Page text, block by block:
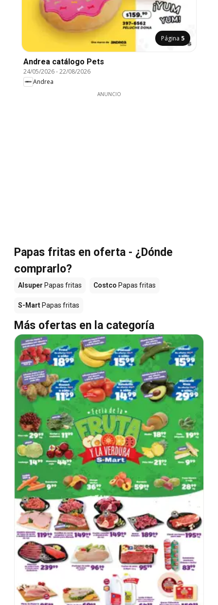
Página 5
Andrea catálogo Pets
24/05/2026-22/08/2026
Andrea
ANUNCIO
Papas fritas en oferta - ¿Dónde
comprarlo?
Alsuper Papas fritas Costco Papas fritas
S-Mart Papas fritas
Más ofertas en la categoría